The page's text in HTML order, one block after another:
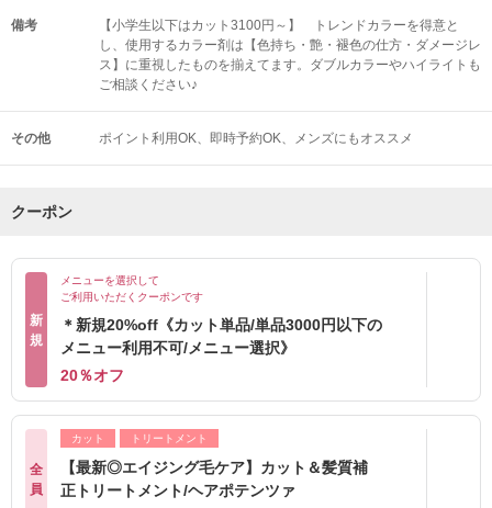
備考
【小学生以下はカット3100円～】 トレンドカラーを得意と
し、使用するカラー剤は【色持ち・艶・褪色の仕方・ダメージレ
ス】に重視したものを揃えてます。ダブルカラーやハイライトも
ご相談ください♪
その他 ポイント利用OK 即時予約OK メンズにもオススメ
クーポン
新
規
メニューを選択して
ご利用いただくクーポンです
＊新規20%off《カット単品/単品3000円以下の
メニュー利用不可/メニュー選択》
20％オフ
全
員
カット トリートメント
【最新◎エイジング毛ケア】カット＆髪質補
正トリートメント/ヘアポテンツァ